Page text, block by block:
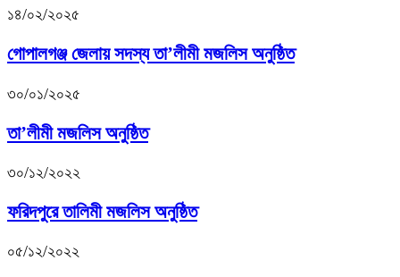
১৪/০২/২০২৫
গোপালগঞ্জ জেলায় সদস্য তা’লীমী মজলিস অনুষ্ঠিত
৩০/০১/২০২৫
তা’লীমী মজলিস অনুষ্ঠিত
৩০/১২/২০২২
ফরিদপুরে তালিমী মজলিস অনুষ্ঠিত
০৫/১২/২০২২